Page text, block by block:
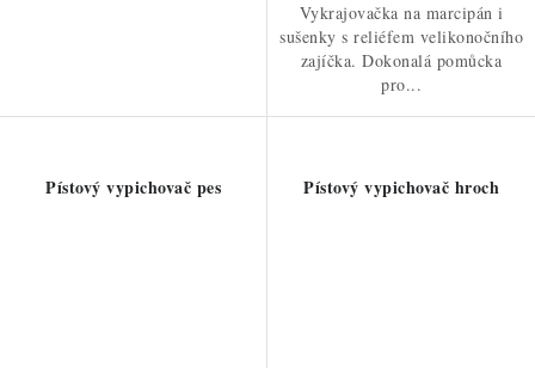
Vykrajovačka na marcipán i
sušenky s reliéfem velikonočního
zajíčka. Dokonalá pomůcka
pro...
Pístový vypichovač pes Pístový vypichovač hroch